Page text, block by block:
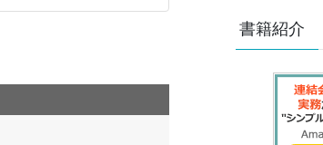
書籍紹介